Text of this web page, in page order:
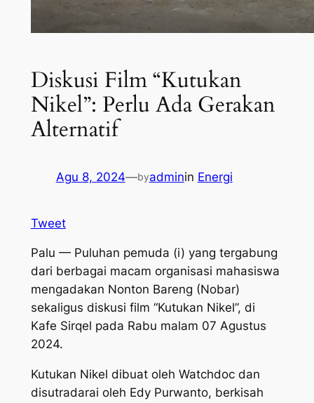
Diskusi Film “Kutukan
Nikel”: Perlu Ada Gerakan
Alternatif
Agu 8, 2024—byadminin Energi
Tweet
Palu — Puluhan pemuda (i) yang tergabung
dari berbagai macam organisasi mahasiswa
mengadakan Nonton Bareng (Nobar)
sekaligus diskusi film “Kutukan Nikel”, di
Kafe Sirqel pada Rabu malam 07 Agustus
2024.
Kutukan Nikel dibuat oleh Watchdocdan
disutradarai oleh Edy Purwanto, berkisah